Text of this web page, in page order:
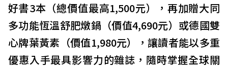
好書3本（總價值最高1,500元），再加贈大同
多功能恆溫舒肥燉鍋（價值4,690元）或德國雙
心牌葉黃素（價值1,980元），讓讀者能以多重
優惠入手最具影響力的雜誌，隨時掌握全球關